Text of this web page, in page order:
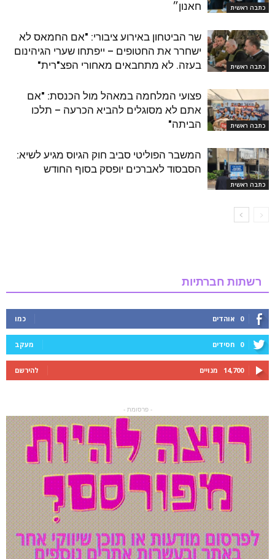
כתבה ראשית חאנון״
כתבה ראשית
שר הביטחון באירוע ציבורי: "אם החמאס לא
ישחרר את החטופים – ייפתחו שערי הגיהינום
בעזה. לא מתחבאים מאחורי הפצ"רית"
כתבה ראשית
פצועי המלחמה במאהל מול הכנסת: "אם
אתם לא מסוגלים להביא הכרעה – תלכו
הביתה"
כתבה ראשית
המשבר הפוליטי סביב חוק הגיוס מגיע לשיא:
הסבסוד לאברכים יופסק בסוף החודש
רשתות חברתיות
0 אוהדים כמו
0 חסידים מעקב
14,700 מנויים להירשם
- פרסומת -